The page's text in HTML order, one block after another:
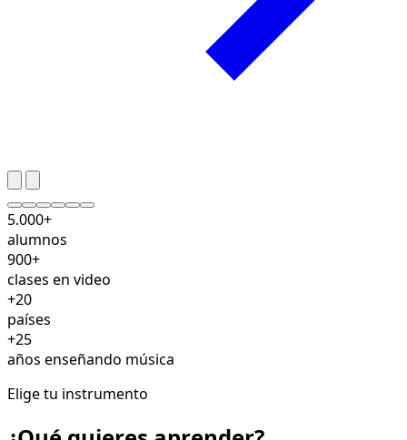
5.000+
alumnos
900+
clases en video
+20
países
+25
años enseñando música
Elige tu instrumento